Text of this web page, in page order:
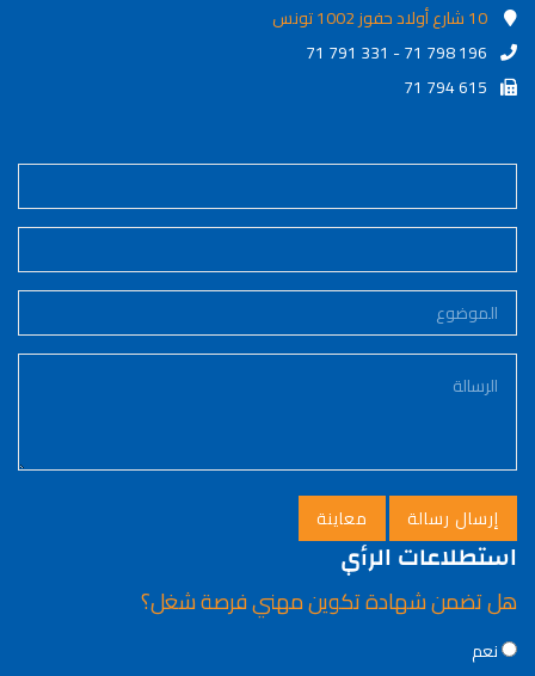
10 شارع أولاد حفوز 1002 تونس
71 791 331 - 71 798 196
71 794 615
استطلاعات الرأي
هل تضمن شهادة تكوين مهني فرصة شغل؟
Choices
نعم